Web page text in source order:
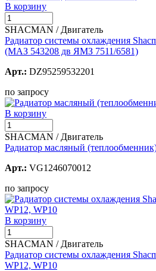
В корзину
SHACMAN / Двигатель
Радиатор системы охлаждения
(МАЗ 543208 дв ЯМЗ 7511/6581)
Арт.: DZ95259532201
по запросу
В корзину
SHACMAN / Двигатель
Радиатор масляный
Арт.: VG1246070012
по запросу
В корзину
SHACMAN / Двигатель
Радиатор системы охлаждения
WP12, WP10